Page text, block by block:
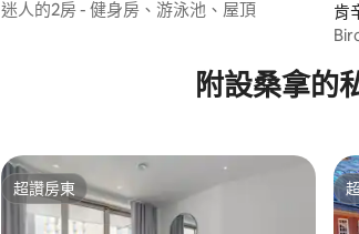
迷人的2房 - 健身房、游泳池、屋頂
肯
附設桑拿的
超讚房東
超讚房東